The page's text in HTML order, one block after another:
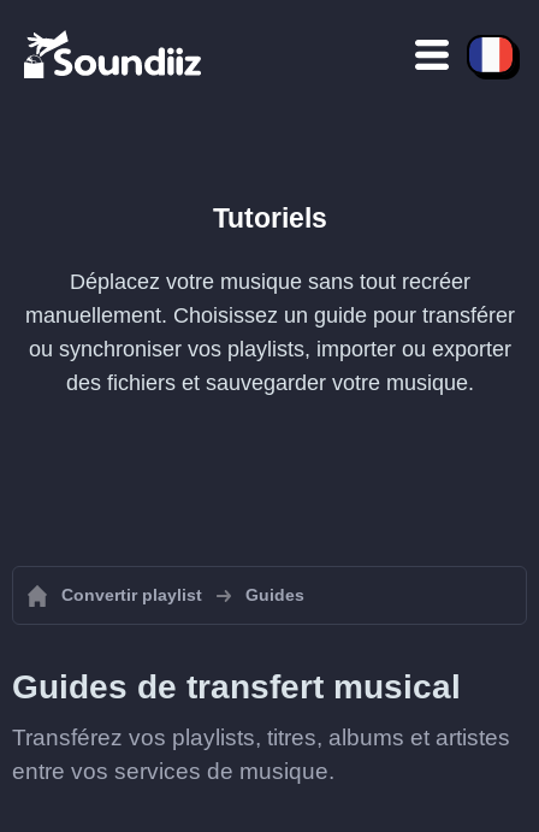
Tutoriels
Déplacez votre musique sans tout recréer
manuellement. Choisissez un guide pour transférer
ou synchroniser vos playlists, importer ou exporter
des fichiers et sauvegarder votre musique.
Convertir playlist Guides
Guides de transfert musical
Transférez vos playlists, titres, albums et artistes
entre vos services de musique.